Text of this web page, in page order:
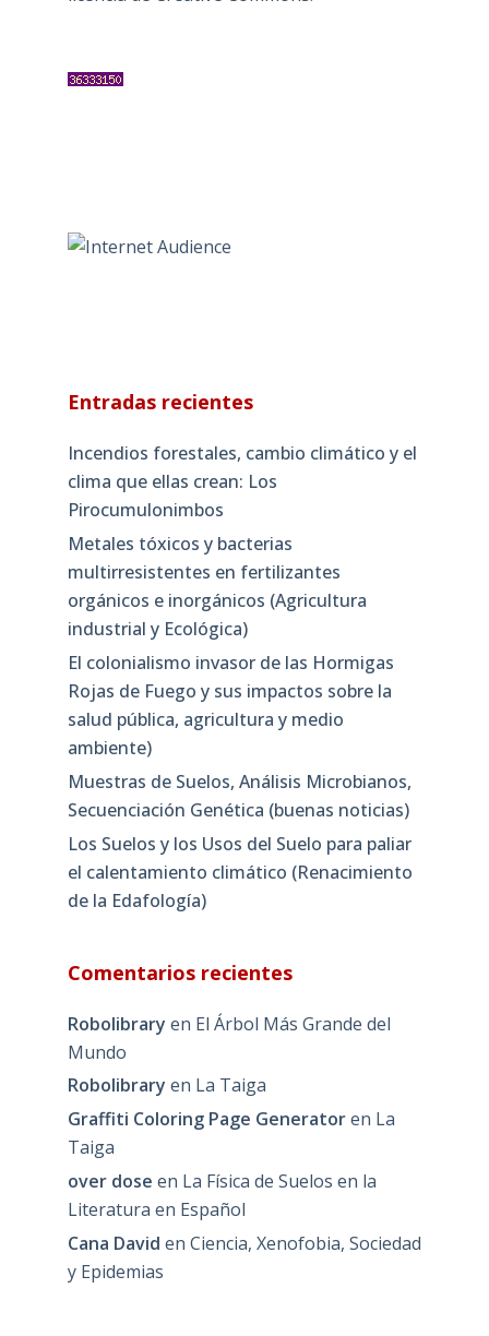
Entradas recientes
Incendios forestales, cambio climático y el
clima que ellas crean: Los
Pirocumulonimbos
Metales tóxicos y bacterias
multirresistentes en fertilizantes
orgánicos e inorgánicos (Agricultura
industrial y Ecológica)
El colonialismo invasor de las Hormigas
Rojas de Fuego y sus impactos sobre la
salud pública, agricultura y medio
ambiente)
Muestras de Suelos, Análisis Microbianos,
Secuenciación Genética (buenas noticias)
Los Suelos y los Usos del Suelo para paliar
el calentamiento climático (Renacimiento
de la Edafología)
Comentarios recientes
Robolibrary en El Árbol Más Grande del
Mundo
Robolibrary en La Taiga
Graffiti Coloring Page Generator en La
Taiga
over dose en La Física de Suelos en la
Literatura en Español
Cana David en Ciencia, Xenofobia, Sociedad
y Epidemias